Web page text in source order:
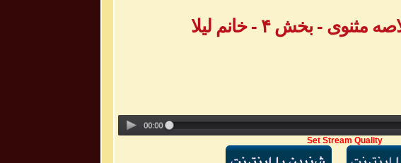
- بخش ۴ - خانم لیلا
Set Stream Quality